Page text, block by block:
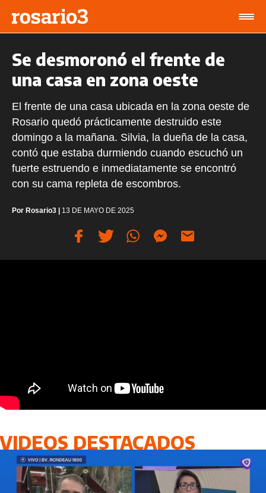
Se desmoronó el frente de
una casa en zona oeste
El frente de una casa ubicada en la zona oeste de
Rosario quedó prácticamente destruido este
domingo a la mañana. Silvia, la dueña de la casa,
contó que estaba durmiendo cuando escuchó un
fuerte estruendo e inmediatamente se encontró
con su cama repleta de escombros.
Por Rosario3 13 DE MAYO DE 2025
VIDEOS DESTACADOS